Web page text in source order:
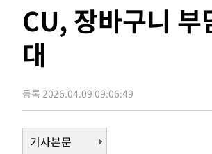
38분 전 >
'낮 최고 39도' 불볕더위…한밤 열
38분 전 >[속보]7~9일 프로야구 3연전도 폭
44분 전 >
47분 전 >
49분 전 >서울 낮 37.9도, 올여름 최고치 경신
57분 전 >[속보]종합특검, 대검 추가 압수수
2시간 전 >[속보]코스닥, 800p 회복…0.26%
2시간 전 >[속보]코스피, 301.88포인트
CU, 장바구니
대
등록 2026.04.09 09:06:49
기사본문